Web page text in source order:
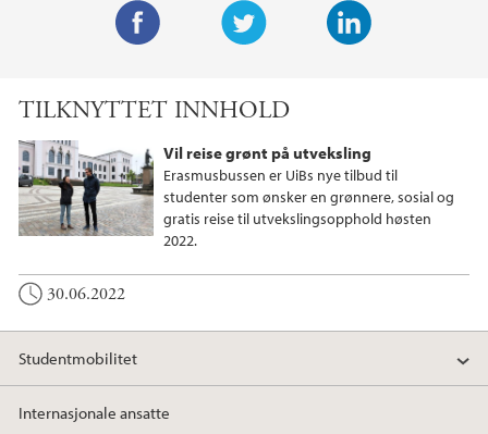
i
t
e
r
e
d
I
b
o
o
TILKNYTTET INNHOLD
Vil reise grønt på utveksling
Erasmusbussen er UiBs nye tilbud til
studenter som ønsker en grønnere, sosial og
gratis reise til utvekslingsopphold høsten
2022.
30.06.2022
Studentmobilitet
Internasjonale ansatte